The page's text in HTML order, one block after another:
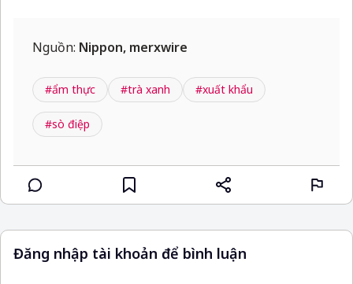
Nguồn: Nippon, merxwire
#ẩm thực #trà xanh #xuất khẩu
#sò điệp
Đăng nhập tài khoản để bình luận